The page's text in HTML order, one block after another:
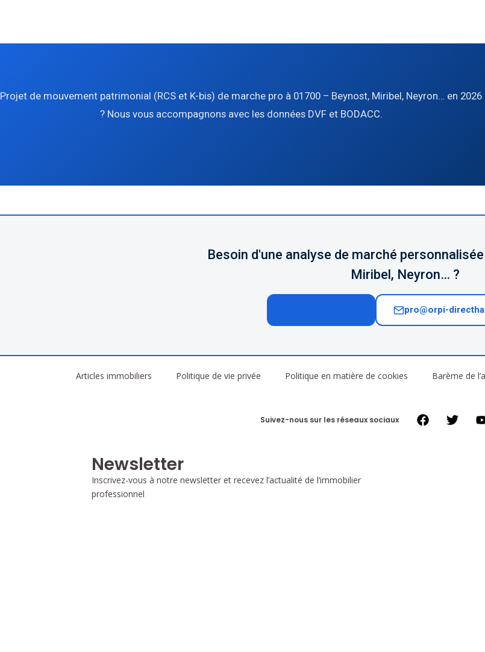
Projet de mouvement patrimonial (RCS et K-bis) de marche pro à 01700 – Beynost, Miribel, Neyron… en 2026
? Nous vous accompagnons avec les données DVF et BODACC.
Besoin d'une analyse de marché
Miribel, Neyron… ?
pro@orpi-
Articles immobiliers Politique de vie privée Politique en matière de cookies Barème de
Suivez-nous sur les réseaux sociaux
Newsletter
Inscrivez-vous à notre newsletter et recevez l’actualité de l’immobilier
professionnel